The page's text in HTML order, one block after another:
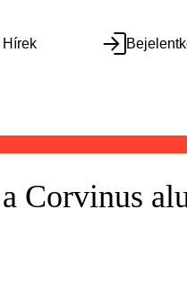
Hírek
Corvinus